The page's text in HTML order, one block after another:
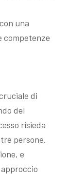
una
competenze
di
del
risieda
persone.
e